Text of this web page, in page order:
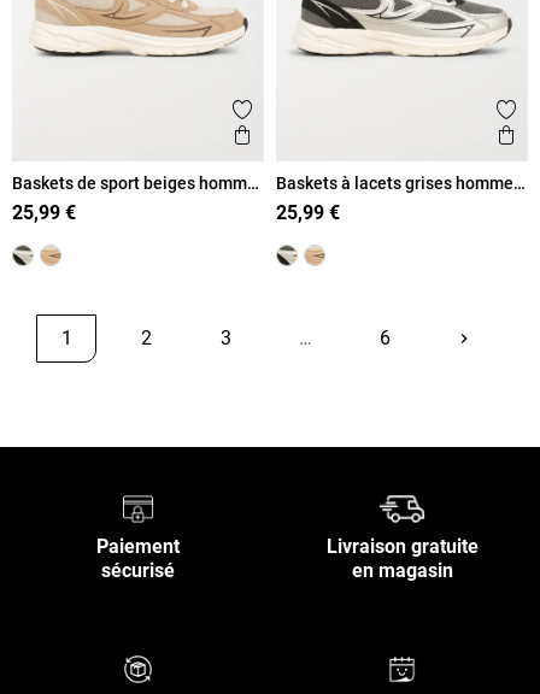
Ajouter aux favoris
Aperçu rapide
Baskets de sport beiges homme
(40-46)
25,99 €
Baskets à lacets grises homme
(40-46)
25,99 €
1 2 3 … 6 keyboard_arrow_rightSuivant
Paiement
sécurisé
Livraison gratuite
en magasin